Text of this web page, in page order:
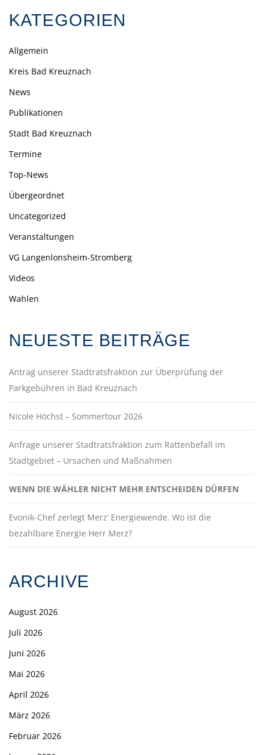
KATEGORIEN
Allgemein
Kreis Bad Kreuznach
News
Publikationen
Stadt Bad Kreuznach
Termine
Top-News
Übergeordnet
Uncategorized
Veranstaltungen
VG Langenlonsheim-Stromberg
Videos
Wahlen
NEUESTE BEITRÄGE
Antrag unserer Stadtratsfraktion zur Überprüfung der
Parkgebühren in Bad Kreuznach
Nicole Höchst – Sommertour 2026
Anfrage unserer Stadtratsfraktion zum Rattenbefall im
Stadtgebiet – Ursachen und Maßnahmen
WENN DIE WÄHLER NICHT MEHR ENTSCHEIDEN DÜRFEN
Evonik-Chef zerlegt Merz‘ Energiewende. Wo ist die
bezahlbare Energie Herr Merz?
ARCHIVE
August 2026
Juli 2026
Juni 2026
Mai 2026
April 2026
März 2026
Februar 2026